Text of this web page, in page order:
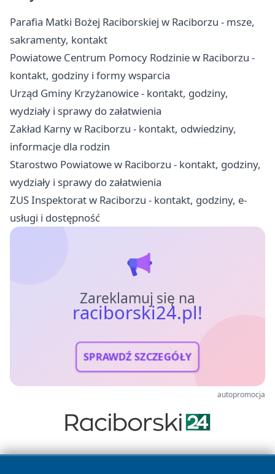
Parafia Matki Bożej Raciborskiej w Raciborzu - msze,
sakramenty, kontakt
Powiatowe Centrum Pomocy Rodzinie w Raciborzu -
kontakt, godziny i formy wsparcia
Urząd Gminy Krzyżanowice - kontakt, godziny,
wydziały i sprawy do załatwienia
Zakład Karny w Raciborzu - kontakt, odwiedziny,
informacje dla rodzin
Starostwo Powiatowe w Raciborzu - kontakt, godziny,
wydziały i sprawy do załatwienia
ZUS Inspektorat w Raciborzu - kontakt, godziny, e-
usługi i dostępność
Zareklamuj się na
raciborski24.pl!
SPRAWDŹ SZCZEGÓŁY
autopromocja